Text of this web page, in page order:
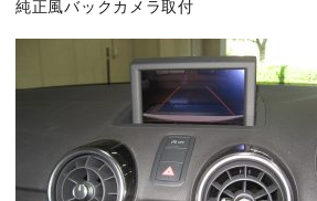
純正風バックカメラ取付